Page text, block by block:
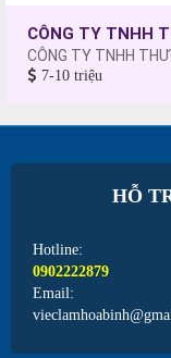
CÔNG TY TNHH
7-10 triệu
HỖ
Hotline:
0902222879
Email: